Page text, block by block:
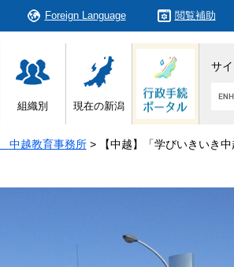
Foreign Language 閲覧補助
組織別 現在の新潟
サ
タ
ム
索
中越教育事務所 >
【中越】「学びいきいき